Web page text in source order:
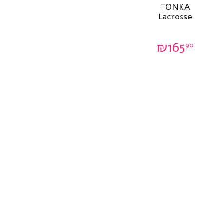
TONKA
Lacrosse
₪16590